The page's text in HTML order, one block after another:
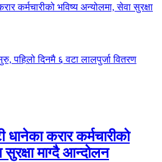
कर्मचारीको भविष्य अन्योलमा, सेवा सुरक्षा
पहिलो दिनमै ६ वटा लालपुर्जा वितरण
करार कर्मचारीको
माग्दै आन्दोलन